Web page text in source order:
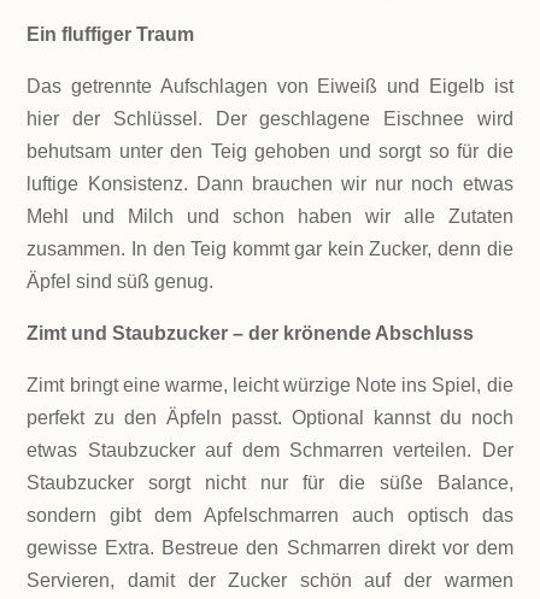
Ein fluffiger Traum
Das getrennte Aufschlagen von Eiweiß und Eigelb ist
hier der Schlüssel. Der geschlagene Eischnee wird
behutsam unter den Teig gehoben und sorgt so für die
luftige Konsistenz. Dann brauchen wir nur noch etwas
Mehl und Milch und schon haben wir alle Zutaten
zusammen. In den Teig kommt gar kein Zucker, denn die
Äpfel sind süß genug.
Zimt und Staubzucker – der krönende Abschluss
Zimt bringt eine warme, leicht würzige Note ins Spiel, die
perfekt zu den Äpfeln passt. Optional kannst du noch
etwas Staubzucker auf dem Schmarren verteilen. Der
Staubzucker sorgt nicht nur für die süße Balance,
sondern gibt dem Apfelschmarren auch optisch das
gewisse Extra. Bestreue den Schmarren direkt vor dem
Servieren, damit der Zucker schön auf der warmen